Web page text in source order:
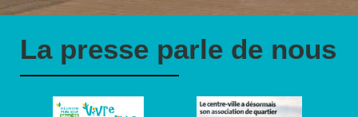
La presse parle de nous